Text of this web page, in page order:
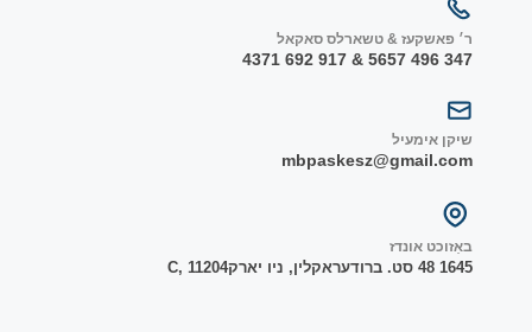
ר׳ פאשקעז & טשארלס סאקאל
347 496 5657 & 917 692 4371
שיקן אימעיל
mbpaskesz@gmail.com
באַזוכט אונדז
1645 48 סט. ברודער אקלין, ניו יארק C, 11204